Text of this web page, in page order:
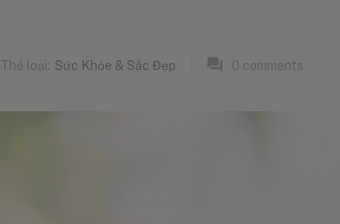
Thể loại: Sức Khỏe & Sắc Đẹp 0 comments